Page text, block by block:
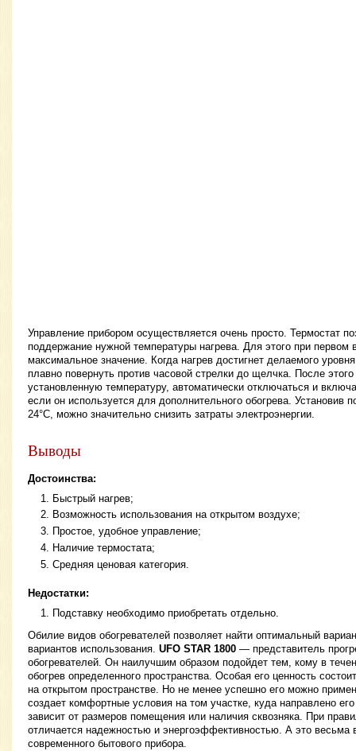
Управление прибором осуществляется очень просто. Термостат
поддержание нужной температуры нагрева. Для этого при первом
максимальное значение. Когда нагрев достигнет делаемого
плавно повернуть против часовой стрелки до щелчка. После
установленную температуру, автоматически отключаться и
если он используется для дополнительного обогрева. Установив
24°C, можно значительно снизить затраты электроэнергии.
Выводы
Достоинства:
Быстрый нагрев;
Возможность использования на открытом воздухе;
Простое, удобное управление;
Наличие термостата;
Средняя ценовая категория.
Недостатки:
Подставку необходимо приобретать отдельно.
Обилие видов обогревателей позволяет найти оптимальный
вариантов использования. UFO STAR 1800 — представитель
обогревателей. Он наилучшим образом подойдет тем, кому в
обогрев определенного пространства. Особая его ценность
на открытом пространстве. Но не менее успешно его можно
создает комфортные условия на том участке, куда направлено
зависит от размеров помещения или наличия сквозняка. При
отличается надежностью и энергоэффективностью. А это весьма
современного бытового прибора.